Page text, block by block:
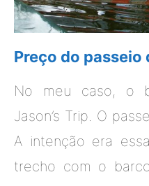
Preço do passeio
No meu caso, o
Jason’s Trip. O
A intenção era
trecho com o